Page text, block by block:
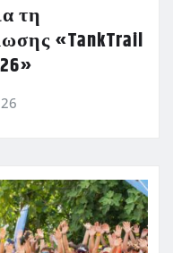
τη
«TankTrail